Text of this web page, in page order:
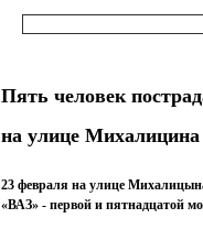
Пять человек
на улице Михалицина
23 февраля на улице
«ВАЗ» - первой и пятнадцатой